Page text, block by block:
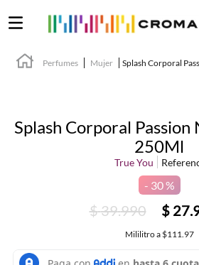
Perfumes Mujer Splash Corporal
Splash Corporal Passion
250Ml
True You
30 %
$39.990 $ 27.
Mililitroa $111.97